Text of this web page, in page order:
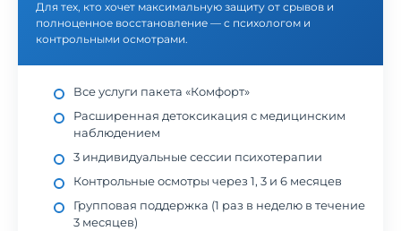
Для тех, кто хочет максимальную защиту от срывов и
полноценное восстановление — с психологом и
контрольными осмотрами.
Все услуги пакета «Комфорт»
Расширенная детоксикация с медицинским
наблюдением
3 индивидуальные сессии психотерапии
Контрольные осмотры через 1, 3 и 6 месяцев
Групповая поддержка (1 раз в неделю в течение
3 месяцев)